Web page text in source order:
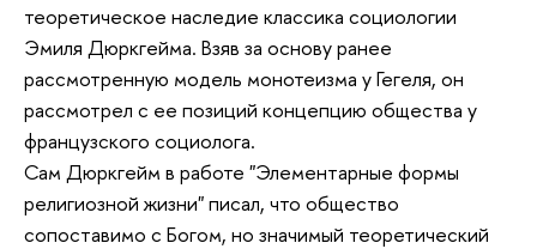
теоретическое наследие классика социологии
Эмиля Дюркгейма. Взяв за основу ранее
рассмотренную модель монотеизма у Гегеля, он
рассмотрел с ее позиций концепцию общества у
французского социолога.
Сам Дюркгейм в работе "Элементарные формы
религиозной жизни" писал, что общество
сопоставимо с Богом, но значимый теоретический